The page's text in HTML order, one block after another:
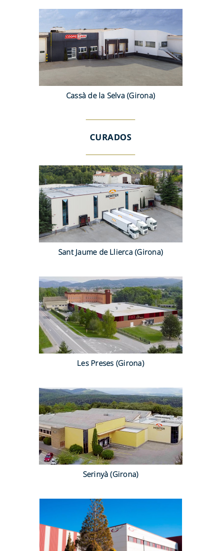
Cassà de la Selva (Girona)
CURADOS
Sant Jaume de Llierca (Girona)
Les Preses (Girona)
Serinyà (Girona)